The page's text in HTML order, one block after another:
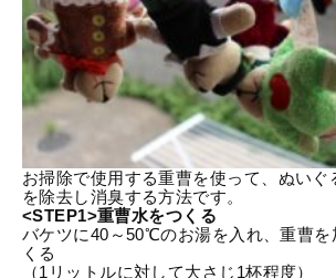
お掃除で使用する重曹を使って、ぬいぐ
を除去し消臭する方法です。
<STEP1>重曹水をつくる
バケツに40～50℃のお湯を入れ、重曹を
くる
（1リットルに対して大さじ1杯程度）